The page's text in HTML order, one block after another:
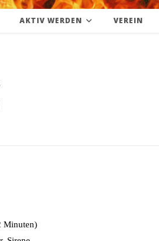
AKTIV WERDEN VEREIN
Minuten)